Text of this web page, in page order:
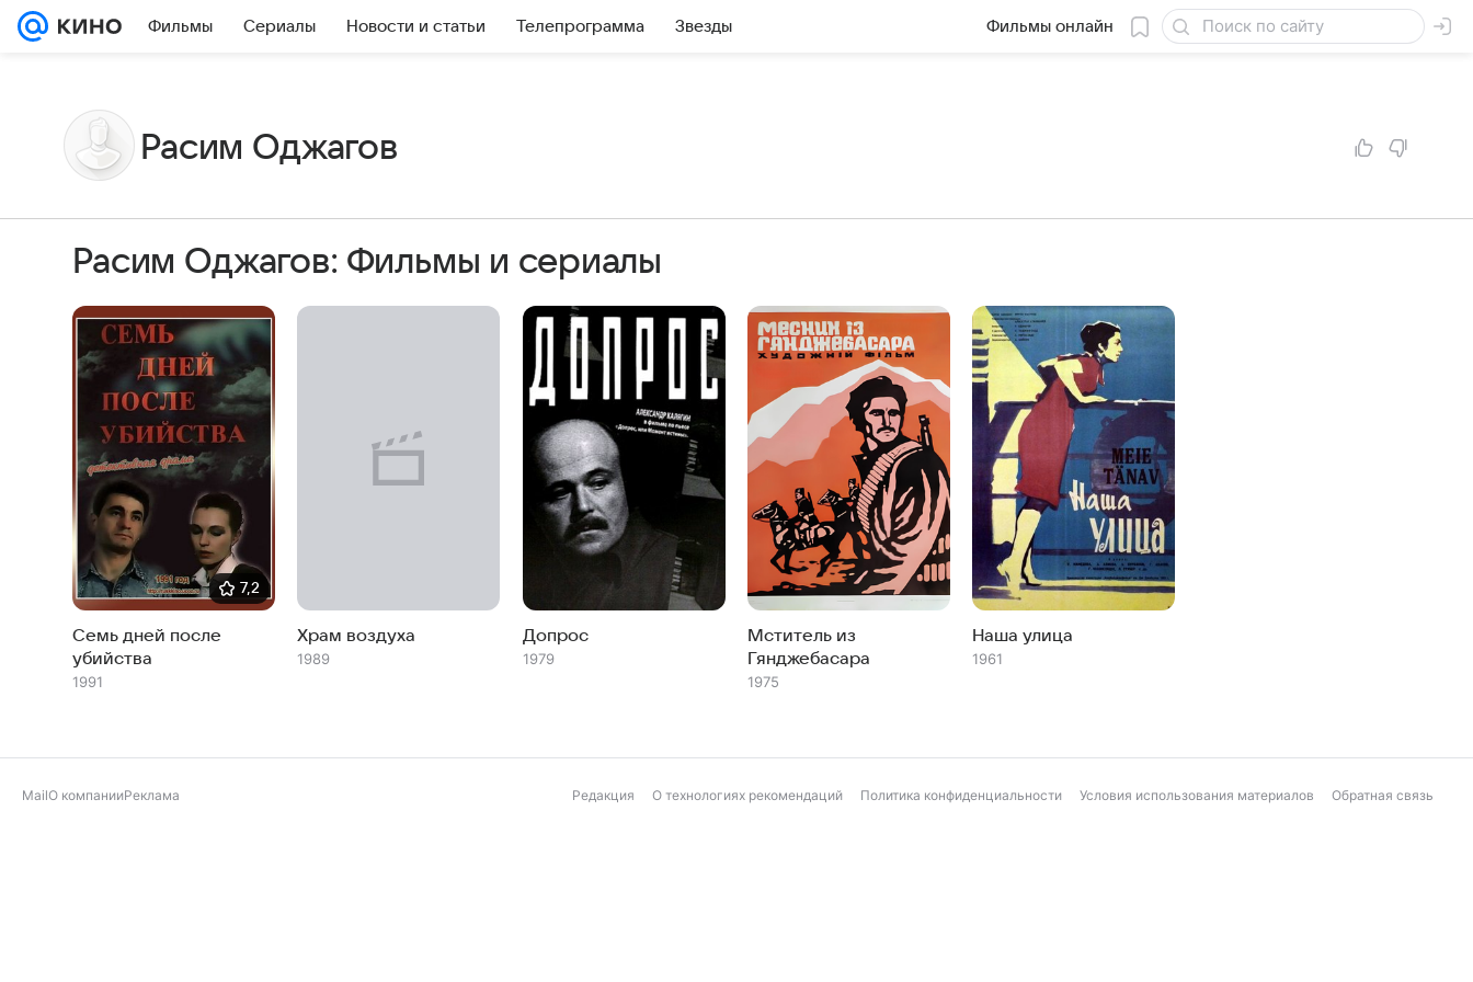
Фильмы Сериалы Новости и статьи Телепрограмма Звезды Фильмы онлайн
Расим Оджагов
Расим Оджагов: Фильмы и сериалы
7,2
Семь дней после
убийства
1991
Храм воздуха
1989
Допрос
1979
Мститель из
Гянджебасара
1975
Наша улица
1961
MailО компанииРеклама Редакция О технологиях рекомендаций Политика конфиденциальности Условия использования материалов Обратная связь